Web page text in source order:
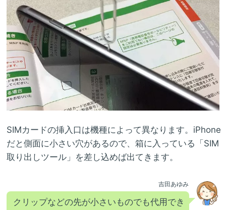
SIMカードの挿入口は機種によって異なります。iPhone
だと側面に小さい穴があるので、箱に入っている「SIM
取り出しツール」を差し込めば出てきます。
吉田あゆみ
クリップなどの先が小さいものでも代用でき